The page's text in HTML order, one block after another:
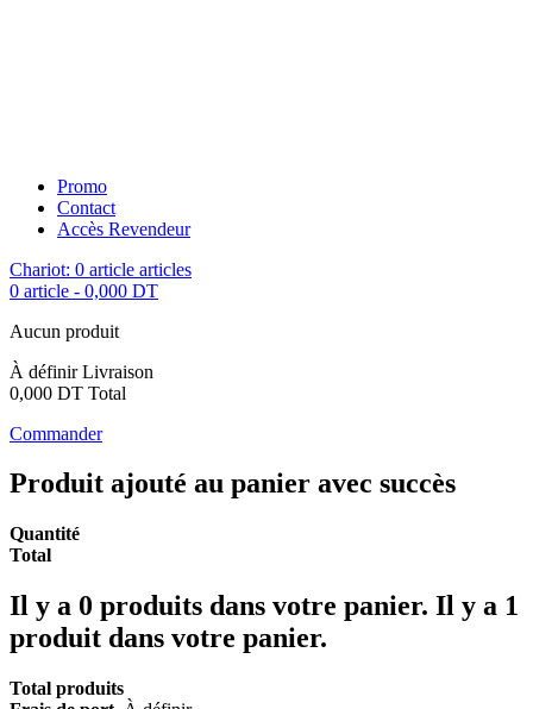
Promo
Contact
Accès Revendeur
Chariot: 0 article articles
0 article - 0,000 DT
Aucun produit
À définirLivraison
0,000 DT Total
Commander
Produit ajouté au panier avec succès
Quantité
Total
Il y a 0 produits dans votre panier. Il y a 1
produit dans votre panier.
Total produits